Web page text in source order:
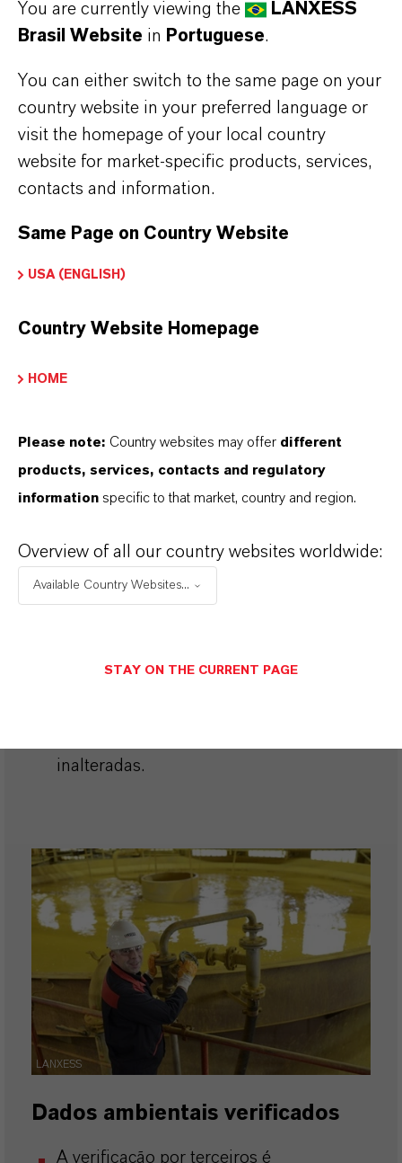
Combinação perfeita para
ajudam a minimizar, de forma
aplicações de alta pigmentação.
pigmentárias, é possível obter uma
redução na pegada de carbono(PCF) de
cerca de 20% ou mais, dependendo da
Os produtos podem ser usados em
sistemas de revestimento existentes e
inalteradas.
LANXESS
Dados ambientais verificados
A verificação por terceiros é
You are currently viewing the
LANXESS
Brasil Website in Portuguese.
You can either switch to the same page on your
country website in your preferred language or
visit the homepage of your local country
website for market-specific products, services,
contacts and information.
Same Page on Country Website
USA (ENGLISH)
Country Website Homepage
HOME
Please note: Country websites may offer different
products, services, contacts and regulatory
information specific to that market, country and region.
Overview of all our country websites worldwide:
Available Country Websites...
STAY ON THE CURRENT PAGE